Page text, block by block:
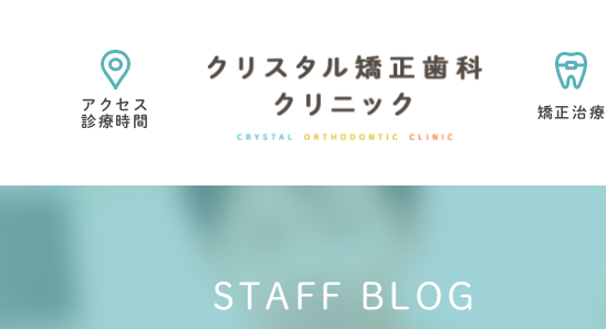
アクセス
診療時間
矯正治療
矯正治療の目的・考え方 矯正専門医院を選ぶ理由
マウスピース型矯正歯科 小児矯正
STAFF BLOG